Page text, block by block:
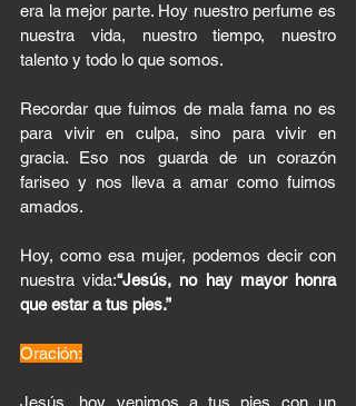
era la mejor parte. Hoy nuestro perfume es
nuestra vida, nuestro tiempo, nuestro
talento y todo lo que somos.
Recordar que fuimos de mala fama no es
para vivir en culpa, sino para vivir en
gracia. Eso nos guarda de un corazón
fariseo y nos lleva a amar como fuimos
amados.
Hoy, como esa mujer, podemos decir con
nuestra vida:“Jesús, no hay mayor honra
que estar a tus pies.”
Oración:
Jesús, hoy venimos a tus pies con un